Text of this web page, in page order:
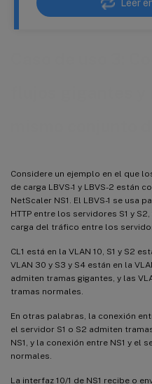
Leer
Considere un ejemplo en el que
de carga LBVS-1 y LBVS-2 están
NetScaler NS1. El LBVS-1 se usa
HTTP entre los servidores S1 y
carga del tráfico entre los
CL1 está en la VLAN 10, S1 y S2
VLAN 30 y S3 y S4 están en la
admiten tramas gigantes, y las
tramas normales.
En otras palabras, la conexión
el servidor S1 o S2 admiten
NS1, y la conexión entre NS1 y el
normales.
La interfaz 10/1 de NS1 recibe o